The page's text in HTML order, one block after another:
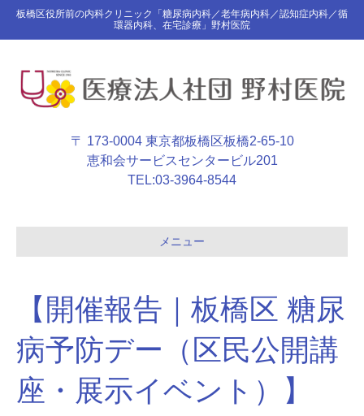
板橋区役所前の内科クリニック「糖尿病内科／老年病内科／認知症内科／循
環器内科、在宅診療」野村医院
〒 173-0004 東京都板橋区板橋2-65-10
恵和会サービスセンタービル201
TEL:03-3964-8544
メニュー
【開催報告｜板橋区 糖尿
病予防デー（区民公開講
座・展示イベント）】